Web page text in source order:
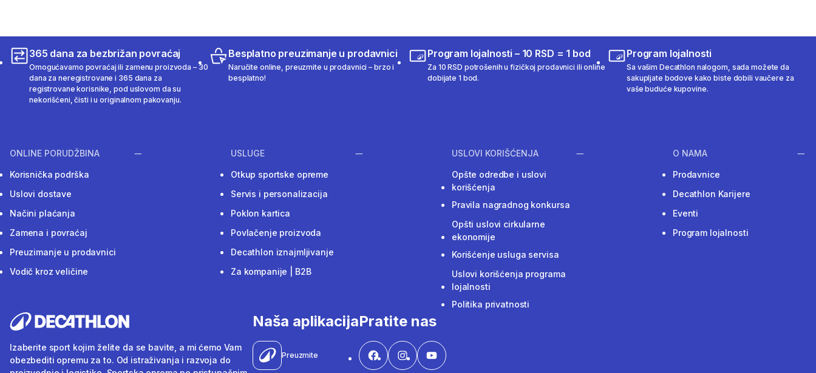
365 dana za bezbrižan povraćaj
Omogućavamo povraćaj ili zamenu proizvoda – 30
dana za neregistrovane i 365 dana za
registrovane korisnike, pod uslovom da su
nekorišćeni, čisti i u originalnom pakovanju.
Besplatno preuzimanje u prodavnici
Naručite online, preuzmite u prodavnici – brzo i
besplatno!
Program lojalnosti – 10 RSD = 1 bod
Za 10 RSD potrošenih u fizičkoj prodavnici ili online
dobijate 1 bod.
Program lojalnosti
Sa vašim Decathlon nalogom, sada možete da
sakupljate bodove kako biste dobili vaučere za
vaše buduće kupovine.
ONLINE PORUDŽBINA
Korisnička podrška
Uslovi dostave
Načini plaćanja
Zamena i povraćaj
Preuzimanje u prodavnici
Vodič kroz veličine
USLUGE
Otkup sportske opreme
Servis i personalizacija
Poklon kartica
Povlačenje proizvoda
Decathlon iznajmljivanje
Za kompanije | B2B
USLOVI KORIŠĆENJA
Opšte odredbe i uslovi
korišćenja
Pravila nagradnog konkursa
Opšti uslovi cirkularne
ekonomije
Korišćenje usluga servisa
Uslovi korišćenja programa
lojalnosti
Politika privatnosti
O NAMA
Prodavnice
Decathlon Karijere
Eventi
Program lojalnosti
Izaberite sport kojim želite da se bavite, a mi ćemo Vam
obezbediti opremu za to. Od istraživanja i razvoja do
Naša aplikacija
Preuzmite
Pratite nas